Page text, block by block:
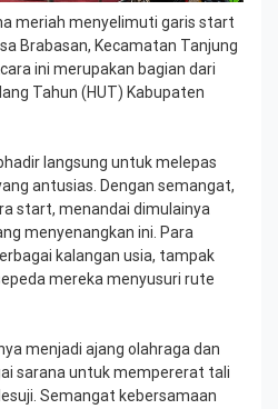
meriah menyelimuti garis start
Brabasan, Kecamatan Tanjung
ini merupakan bagian dari
Tahun (HUT) Kabupaten
langsung untuk melepas
antusias. Dengan semangat,
start, menandai dimulainya
menyenangkan ini. Para
kalangan usia, tampak
mereka menyusuri rute
menjadi ajang olahraga dan
sarana untuk mempererat tali
Semangat kebersamaan